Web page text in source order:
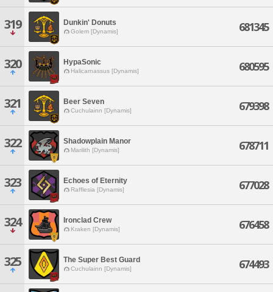
319 Dunkin' Donuts
Golem [Dynamis] 681345
320 HypaSonic
Halicarnassus [Dynamis] 680595
321 Beer Seven
Cuchulainn [Dynamis] 679398
322 Shadowplain Manor
Marilith [Dynamis] 678711
323 Echoes of Eternity
Rafflesia [Dynamis] 677028
324 Ironclad Crew
Kraken [Dynamis] 676458
325 The Super Best Guard
Cuchulainn [Dynamis] 674493